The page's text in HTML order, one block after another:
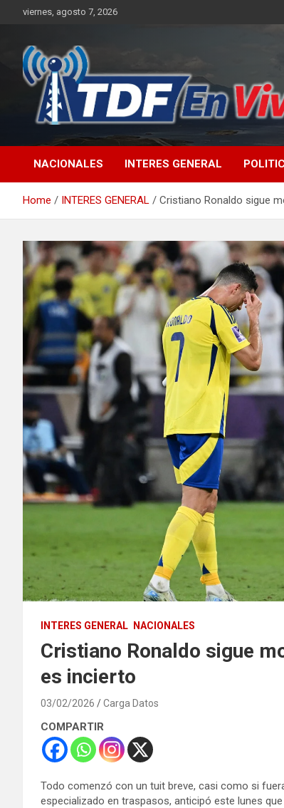
viernes, agosto 7, 2026
NACIONALES INTERES GENERAL
Home INTERES GENERAL Cristiano Ronaldo sigue
INTERES GENERAL NACIONALES
Cristiano Ronaldo sigue
es incierto
03/02/2026 Carga Datos
COMPARTIR
Todo comenzó con un tuit breve, casi como si
especializado en traspasos, anticipó este lunes que